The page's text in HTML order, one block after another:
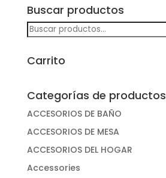
Buscar productos
Buscar
Carrito
Categorías de productos
ACCESORIOS DE BAÑO
ACCESORIOS DE MESA
ACCESORIOS DEL HOGAR
Accessories